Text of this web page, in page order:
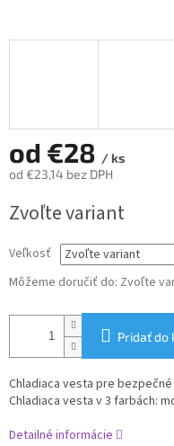
od €28 / ks
od €23,14 bez DPH
cena:
Zvoľte variant
Veľkosť
Môžeme doručiť do: Zvoľte
Pridať do
Chladiaca vesta pre
Chladiaca vesta v 3 farbách:
Detailné informácie